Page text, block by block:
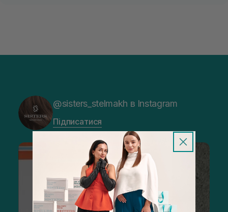
@sisters_stelmakh в Instagram
Підписатися